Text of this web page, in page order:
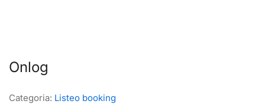
Onlog
Categoria: Listeo booking